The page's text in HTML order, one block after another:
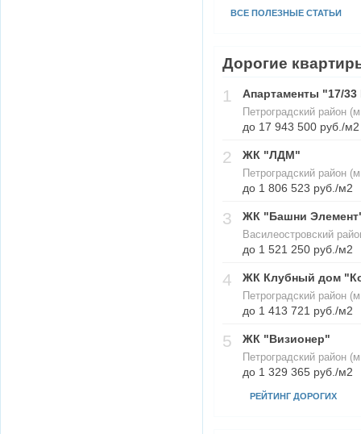
ВСЕ ПОЛЕЗНЫЕ СТАТЬИ
Дорогие
1 Апартаменты "17/33
Петроградский район
до 17 943 500 руб./м2
2 ЖК "ЛДМ"
Петроградский район
до 1 806 523 руб./м2
3 ЖК "Башни
Василеостровский
до 1 521 250 руб./м2
4 ЖК Клубный дом
Петроградский район
до 1 413 721 руб./м2
5 ЖК "Визионер"
Петроградский район
до 1 329 365 руб./м2
РЕЙТИНГ ДОРОГИХ